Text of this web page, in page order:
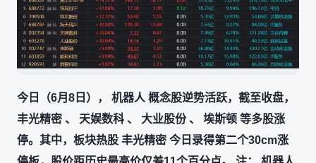
今日（6月8日）， 机器人 概念股逆势活跃，截至收盘，
丰光精密 、 天娱数科 、 大业股份 、 埃斯顿 等多股涨
停。其中，板块热股 丰光精密 今日录得第二个30cm涨